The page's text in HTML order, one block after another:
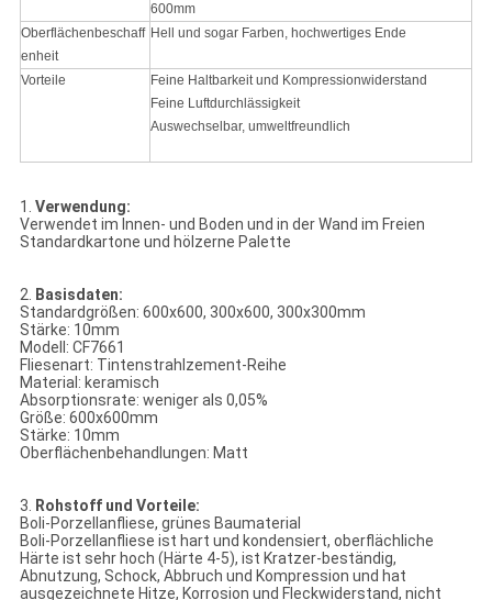
600mm
Oberflächenbeschaff
enheit
Hell und sogar Farben, hochwertiges Ende
Vorteile
Feine Haltbarkeit und Kompressionwiderstand
Feine Luftdurchlässigkeit
Auswechselbar, umweltfreundlich
1. Verwendung:
Verwendet im Innen- und Boden und in der Wand im Freien
Standardkartone und hölzerne Palette
2. Basisdaten:
Standardgrößen: 600x600, 300x600, 300x300mm
Stärke: 10mm
Modell: CF7661
Fliesenart: Tintenstrahlzement-Reihe
Material: keramisch
Absorptionsrate: weniger als 0,05%
Größe: 600x600mm
Stärke: 10mm
Oberflächenbehandlungen: Matt
3. Rohstoff und Vorteile:
Boli-Porzellanfliese, grünes Baumaterial
Boli-Porzellanfliese ist hart und kondensiert, oberflächliche
Härte ist sehr hoch (Härte 4-5), ist Kratzer-beständig,
Abnutzung, Schock, Abbruch und Kompression und hat
ausgezeichnete Hitze, Korrosion und Fleckwiderstand, nicht